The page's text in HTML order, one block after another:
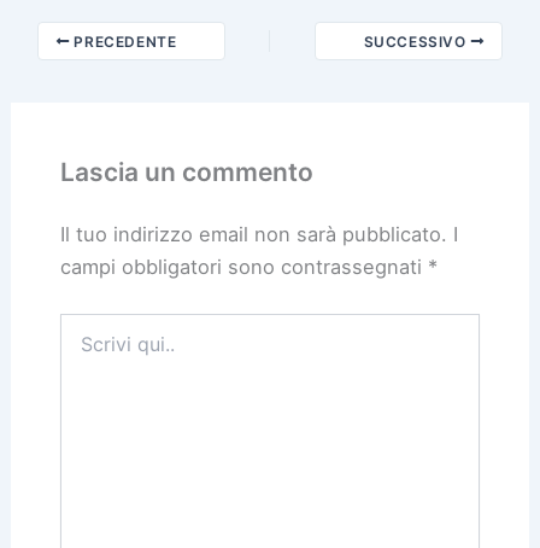
PRECEDENTE SUCCESSIVO
Lascia un commento
Il tuo indirizzo email non sarà pubblicato. I
campi obbligatori sono contrassegnati *
qui..